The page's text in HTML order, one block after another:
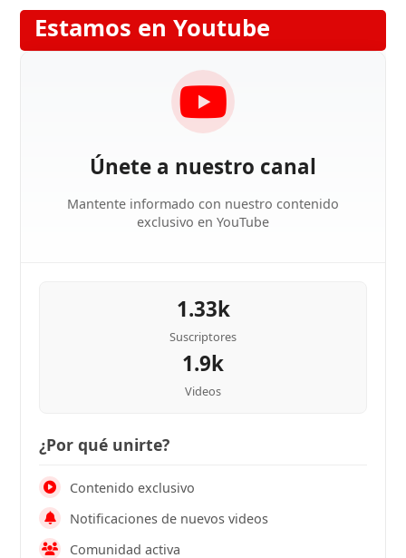
Estamos en Youtube
Únete a nuestro canal
Mantente informado con nuestro contenido
exclusivo en YouTube
1.33k
Suscriptores
1.9k
Videos
¿Por qué unirte?
Contenido exclusivo
Notificaciones de nuevos videos
Comunidad activa